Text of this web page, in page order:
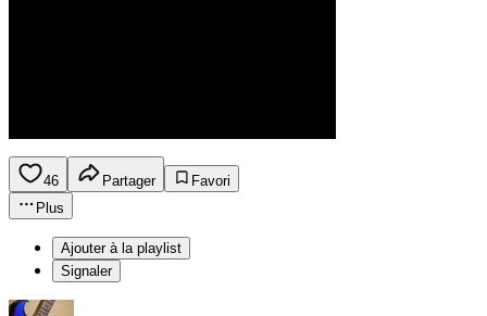
46 Partager
Favori
Plus
Ajouter à la playlist
Signaler